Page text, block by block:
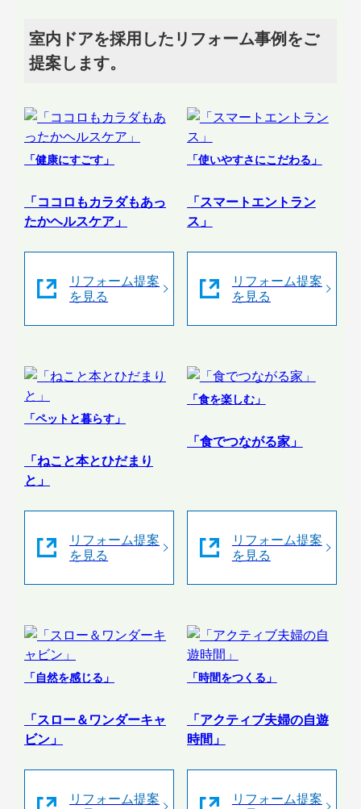
室内ドアを採用したリフォーム事例をご
提案します。
「健康にすごす」
「ココロもカラダもあっ
たかヘルスケア」
リフォーム提案
を見る
「使いやすさにこだわる」
「スマートエントラン
ス」
リフォーム提案
を見る
「ペットと暮らす」
「ねこと本とひだまり
と」
リフォーム提案
を見る
「食を楽しむ」
「食でつながる家」
リフォーム提案
を見る
「自然を感じる」
「スロー＆ワンダーキャ
ビン」
リフォーム提案
「時間をつくる」
「アクティブ夫婦の自遊
時間」
リフォーム提案